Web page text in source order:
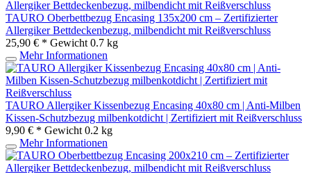
TAURO Oberbettbezug Encasing 135x200 cm – Zertifizierter
Allergiker Bettdeckenbezug, milbendicht mit Reißverschluss
25,90 € * Gewicht 0.7 kg
Mehr Informationen
TAURO Allergiker Kissenbezug Encasing 40x80 cm | Anti-Milben
Kissen-Schutzbezug milbenkotdicht | Zertifiziert mit Reißverschluss
9,90 € * Gewicht 0.2 kg
Mehr Informationen